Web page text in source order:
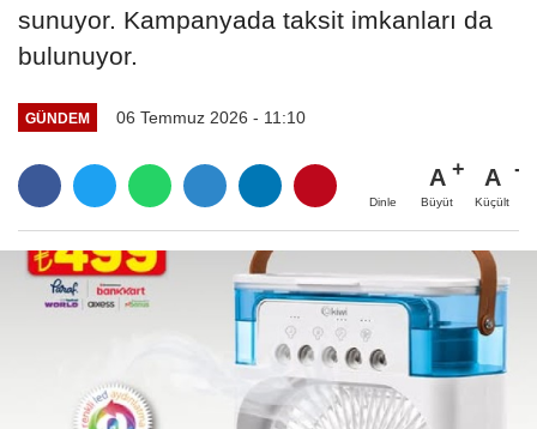
sunuyor. Kampanyada taksit imkanları da
bulunuyor.
GÜNDEM 06 Temmuz 2026 - 11:10
Dinle
A
Büyüt
A
Küçült